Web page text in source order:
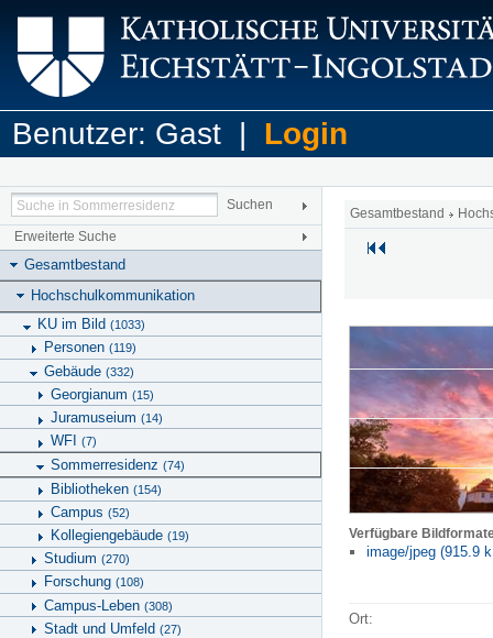
Benutzer: Gast | Login
Erweiterte Suche
Gesamtbestand
Hochschulkommunikation
KU im Bild (1033)
Personen (119)
Gebäude (332)
Georgianum (15)
Juramuseium (14)
WFI (7)
Sommerresidenz (74)
Bibliotheken (154)
Campus (52)
Kollegiengebäude (19)
Studium (270)
Forschung (108)
Campus-Leben (308)
Stadt und Umfeld (27)
Gesamtbestand
Verfügbare
image/jpeg (915.9
Ort: